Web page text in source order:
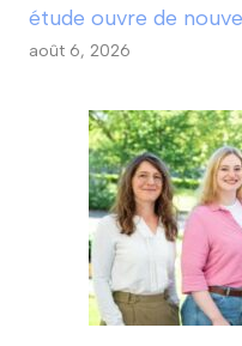
étude ouvre de
août 6, 2026